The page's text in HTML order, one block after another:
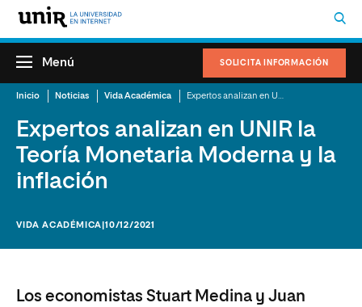
SOLICITA INFORMACIÓN
Menú
Inicio Noticias Vida Académica
Expertos analizan en UNIR la
Teoría Monetaria Moderna y la
inflación
VIDA ACADÉMICA |10/12/2021
Los economistas Stuart Medina y Juan